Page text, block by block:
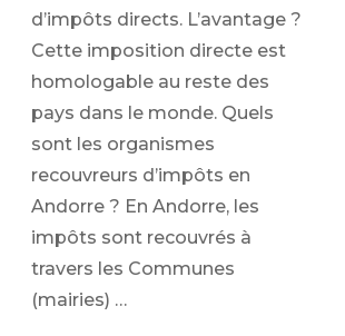
d’impôts directs. L’avantage ?
Cette imposition directe est
homologable au reste des
pays dans le monde. Quels
sont les organismes
recouvreurs d’impôts en
Andorre ? En Andorre, les
impôts sont recouvrés à
travers les Communes
(mairies) …